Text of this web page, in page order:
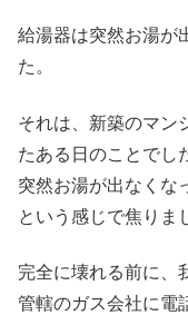
給湯器は突然お湯が
た。
それは、新築のマン
たある日のことでし
突然お湯が出なく
という感じで焦りま
完全に壊れる前に、
管轄のガス会社に電